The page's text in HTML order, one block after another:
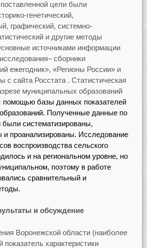
цели были
генетический,
графический, системно-
и другие методы
источниками информации
сборники
ежегодник», «Регионы России» и
с сайта Росстата . Статистическая
муниципальных образований
помощью базы данных показателей
Полученные данные по
были систематизированы,
и проанализированы. Исследование
воспроизводства сельского
и на региональном уровне, но
поэтому в работе
сравнительный и
и обсуждение
Воронежской области (наиболее
характеристики